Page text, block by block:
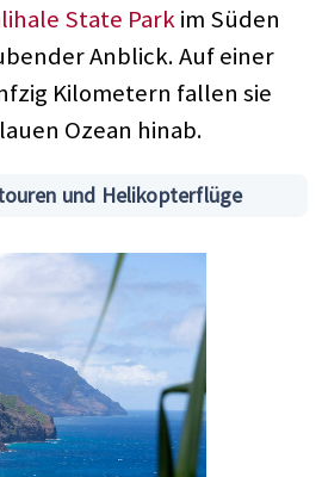
State Parkim Süden
Anblick. Auf einer
Kilometern fallen sie
Ozean hinab.
und Helikopterflüge